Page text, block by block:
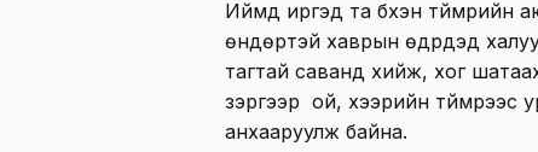
Иймд иргэд та бүхэн түймрийн
өндөртэй хаврын өдрүүдэд
тагтай саванд хийж, хог
зэргээр ой, хээрийн түймрээс
анхааруулж байна.